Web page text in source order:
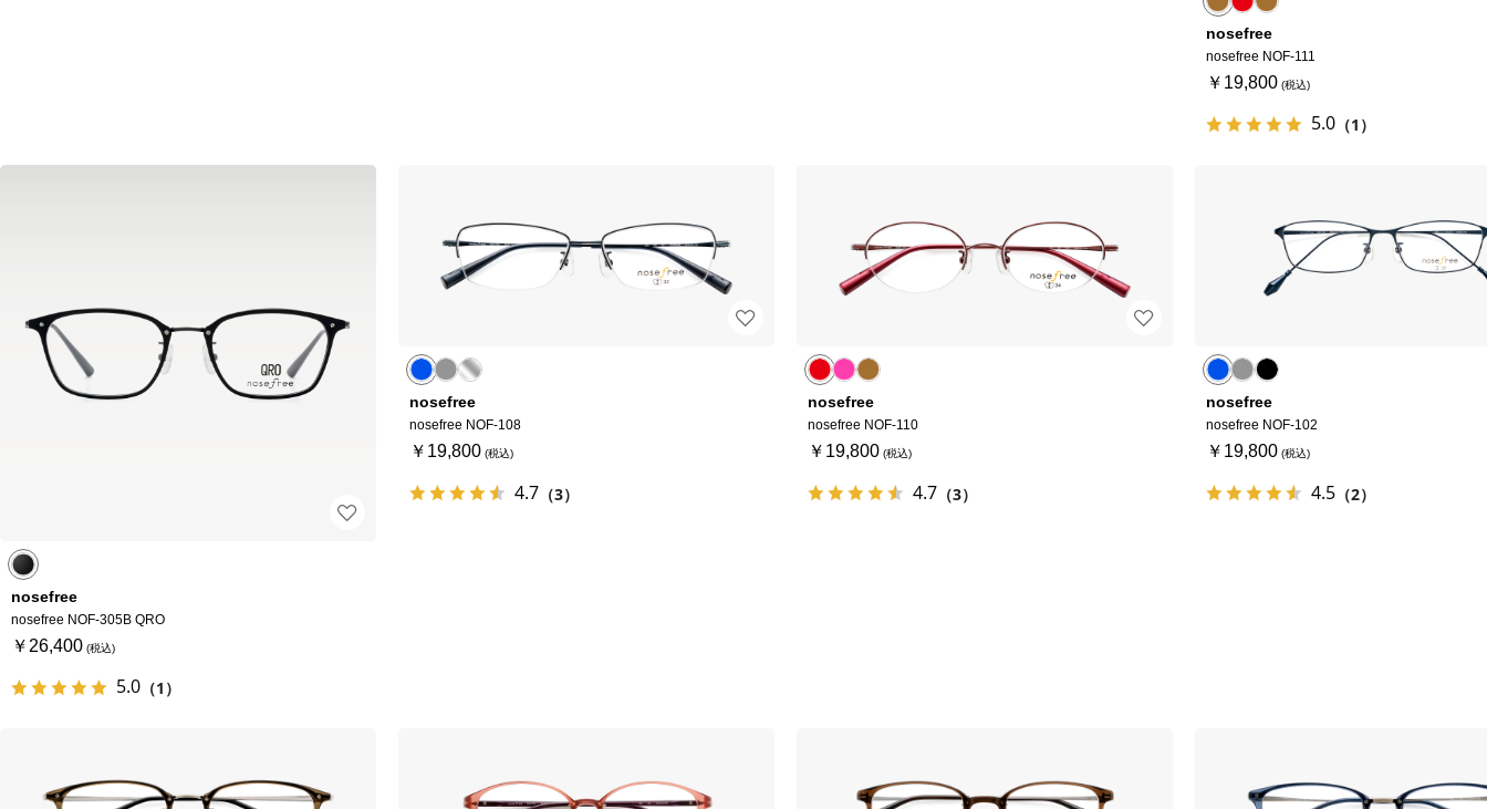
nosefree
nosefree NOF-111
￥19,800
5.0 （1）
nosefree
nosefree NOF-305B QRO
￥26,400
5.0 （1）
nosefree
nosefree NOF-108
￥19,800
4.7 （3）
nosefree
nosefree NOF-110
￥19,800
4.7 （3）
nosefree
nosefree NOF-102
￥19,800
4.5 （2）